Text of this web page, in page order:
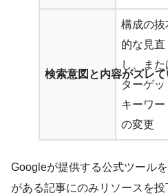
検索意図と内容がズレて
構成の抜
的な見直
し、また
ターゲッ
キーワー
の変更
Googleが提供する公式ツール
がある記事にのみリソースを